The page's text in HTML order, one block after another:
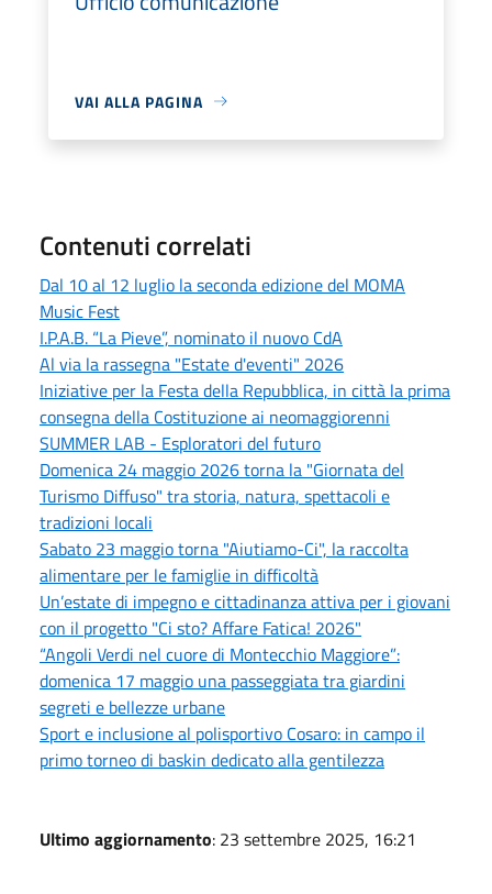
VAI ALLA PAGINA
Contenuti correlati
Dal 10 al 12 luglio la seconda edizione del MOMA
Music Fest
I.P.A.B. “La Pieve”, nominato il nuovo CdA
Al via la rassegna "Estate d'eventi" 2026
Iniziative per la Festa della Repubblica, in città la prima
consegna della Costituzione ai neomaggiorenni
SUMMER LAB - Esploratori del futuro
Domenica 24 maggio 2026 torna la "Giornata del
Turismo Diffuso" tra storia, natura, spettacoli e
tradizioni locali
Sabato 23 maggio torna "Aiutiamo-Ci", la raccolta
alimentare per le famiglie in difficoltà
Un’estate di impegno e cittadinanza attiva per i giovani
con il progetto "Ci sto? Affare Fatica! 2026"
“Angoli Verdi nel cuore di Montecchio Maggiore”:
domenica 17 maggio una passeggiata tra giardini
segreti e bellezze urbane
Sport e inclusione al polisportivo Cosaro: in campo il
primo torneo di baskin dedicato alla gentilezza
Ultimo aggiornamento: 23 settembre 2025, 16:21